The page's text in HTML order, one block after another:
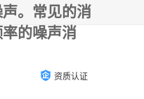
。常见的消
的噪声消
资质认证